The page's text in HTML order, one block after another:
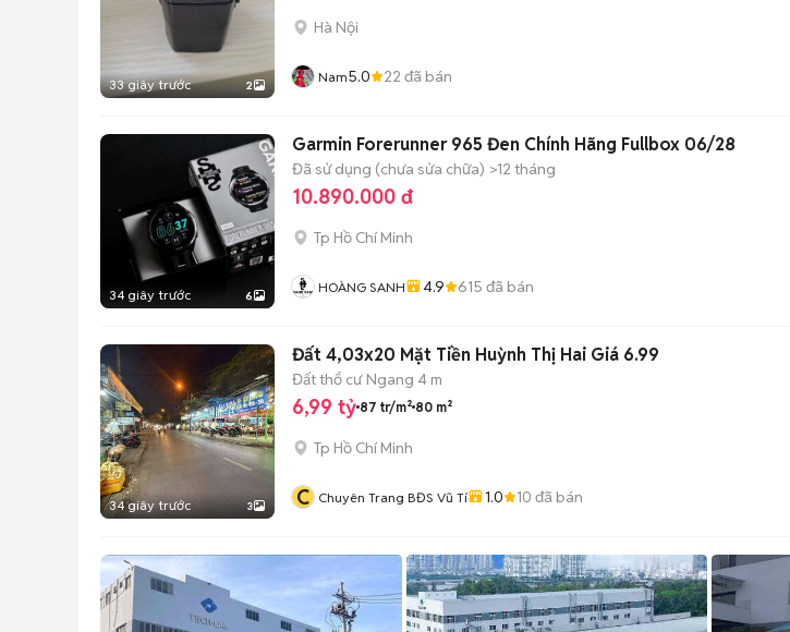
33 giây trước 2
Hà Nội
Nam5.0 22 đã bán
34 giây trước 6
Garmin Forerunner 965 Đen Chính Hãng Fullbox 06/28
Đã sử dụng (chưa sửa chữa) >12 tháng
10.890.000 đ
Tp Hồ Chí Minh
HOÀNG SANH 4.9 615 đã bán
34 giây trước 3
Đất 4,03x20 Mặt Tiền Huỳnh Thị Hai Giá 6.99
Đất thổ cư Ngang 4 m
6,99 tỷ 87 tr/m² 80 m²
Tp Hồ Chí Minh
C Chuyên Trang BĐS Vũ Tí 1.0 10 đã bán